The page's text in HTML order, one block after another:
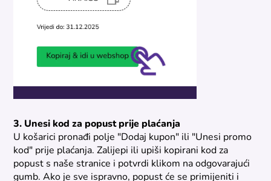
3. Unesi kod za popust prije plaćanja
U košarici pronađi polje "Dodaj kupon" ili "Unesi promo
kod" prije plaćanja. Zalijepi ili upiši kopirani kod za
popust s naše stranice i potvrdi klikom na odgovarajući
gumb. Ako je sve ispravno, popust će se primijeniti i